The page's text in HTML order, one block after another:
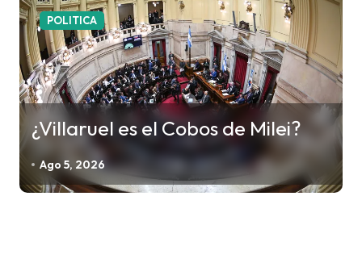
POLITICA
¿Villaruel es el Cobos de Milei?
Ago 5, 2026